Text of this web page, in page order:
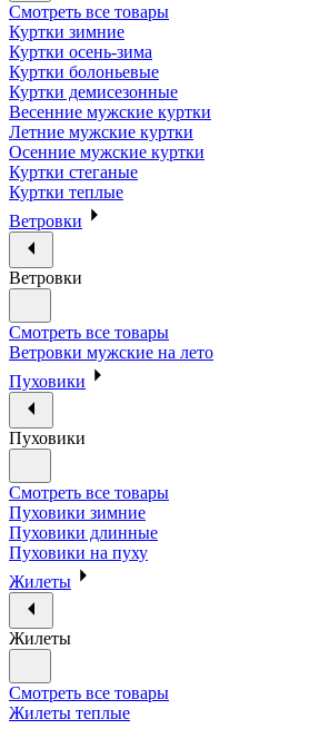
Смотреть все товары
Куртки зимние
Куртки осень-зима
Куртки болоньевые
Куртки демисезонные
Весенние мужские куртки
Летние мужские куртки
Осенние мужские куртки
Куртки стеганые
Куртки теплые
Ветровки
Ветровки
Смотреть все товары
Ветровки мужские на лето
Пуховики
Пуховики
Смотреть все товары
Пуховики зимние
Пуховики длинные
Пуховики на пуху
Жилеты
Жилеты
Смотреть все товары
Жилеты теплые